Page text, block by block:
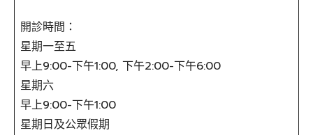
開診時間：
星期一至五
早上9:00-下午1:00, 下午2:00-下午6:00
星期六
早上9:00-下午1:00
星期日及公眾假期